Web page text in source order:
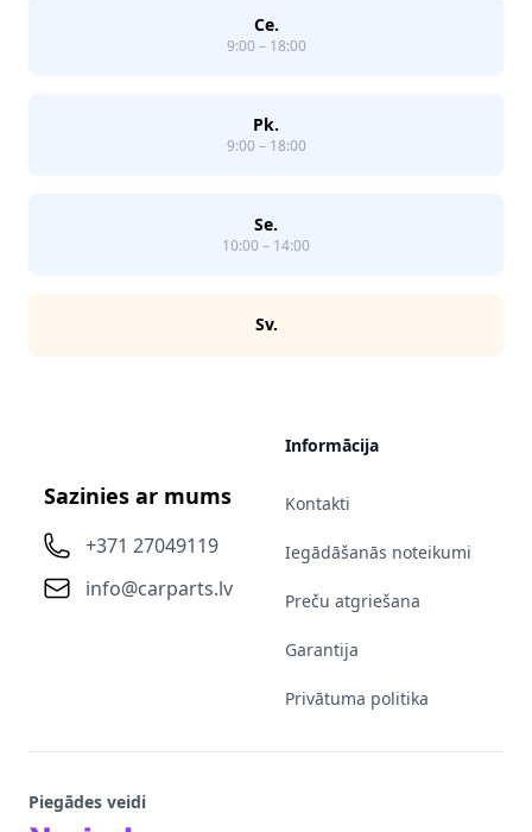
Ce.
9:00 – 18:00
Pk.
9:00 – 18:00
Se.
10:00 – 14:00
Sv.
Sazinies ar mums
+371 27049119
info@carparts.lv
Informācija
Kontakti
Iegādāšanās noteikumi
Preču atgriešana
Garantija
Privātuma politika
Piegādes veidi